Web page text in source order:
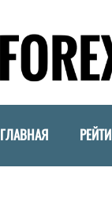
ГЛАВНАЯ